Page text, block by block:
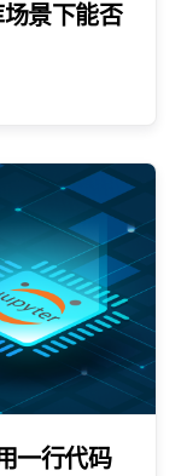
景下能否
一行代码